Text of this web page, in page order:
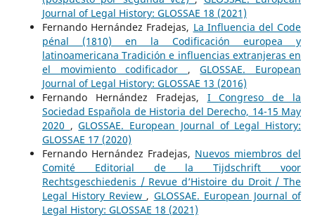
Journal of Legal History: GLOSSAE 18 (2021)
Fernando Hernández Fradejas, La Influencia del Code
pénal (1810) en la Codificación europea y
latinoamericana Tradición e influencias extranjeras en
el movimiento codificador ,GLOSSAE. European
Journal of Legal History: GLOSSAE 13 (2016)
Fernando Hernández Fradejas, I Congreso de la
Sociedad Española de Historia del Derecho, 14-15 May
2020 ,GLOSSAE. European Journal of Legal History:
GLOSSAE 17 (2020)
Fernando Hernández Fradejas, Nuevos miembros del
Comité Editorial de la Tijdschrift voor
Rechtsgeschiedenis / Revue d’Histoire du Droit / The
Legal History Review , GLOSSAE. European Journal of
Legal History: GLOSSAE 18 (2021)